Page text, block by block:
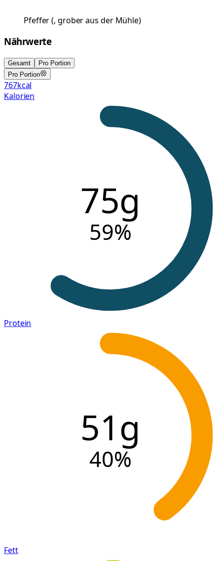
Pfeffer(, grober aus der Mühle)
Nährwerte
Gesamt
Pro Portion
Pro Portion
767kcal
Kalorien
75g
59%
Protein
51g
40%
Fett